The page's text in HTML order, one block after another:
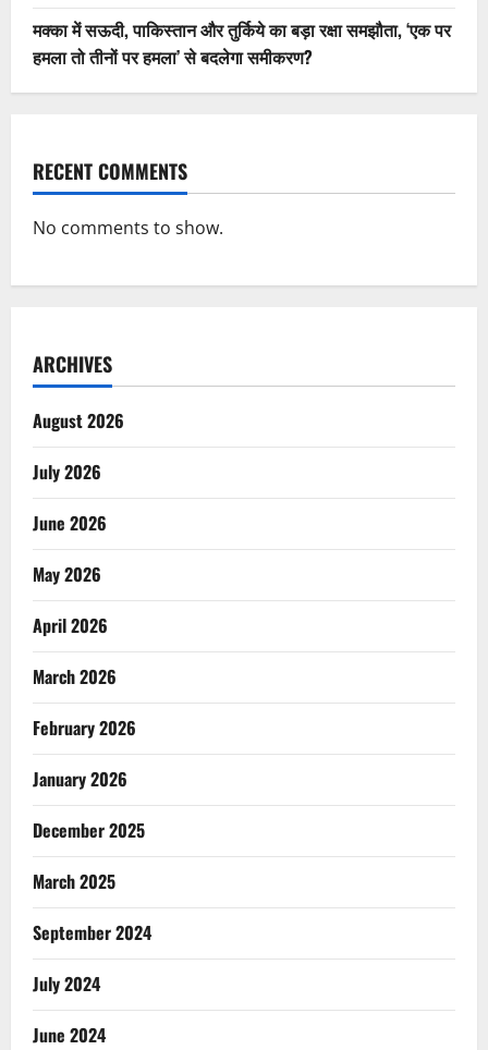
मक्का में सऊदी, पाकिस्तान और तुर्किये का बड़ा रक्षा समझौता, ‘एक पर
हमला तो तीनों पर हमला’ से बदलेगा समीकरण?
RECENT COMMENTS
No comments to show.
ARCHIVES
August 2026
July 2026
June 2026
May 2026
April 2026
March 2026
February 2026
January 2026
December 2025
March 2025
September 2024
July 2024
June 2024